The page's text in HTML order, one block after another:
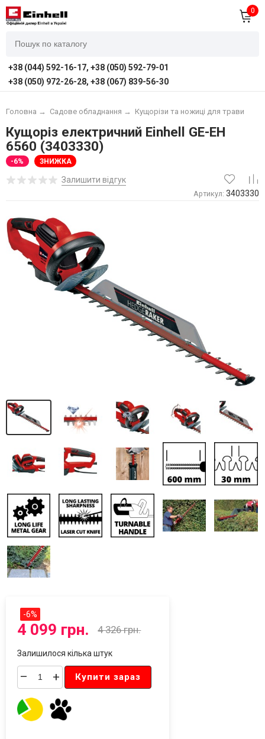
0
+38 (044) 592-16-17, +38 (050) 592-79-01
+38 (050) 972-26-28, +38 (067) 839-56-30
Головна → Садове обладнання → Кущорізи та ножиці для трави
Кущоріз електричний Einhell GE-EH
6560 (3403330)
-6% ЗНИЖКА
Залишити відгук
Артикул: 3403330
-6%
4 099 грн. 4 326 грн.
Залишилося кілька штук
– + Купити зараз